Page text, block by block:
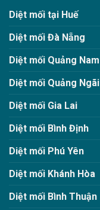
Diệt mối tại Huế
Diệt mối Đà Nẵng
Diệt mối Quảng Nam
Diệt mối Quảng Ngãi
Diệt mối Gia Lai
Diệt mối Bình Định
Diệt mối Phú Yên
Diệt mối Khánh Hòa
Diệt mối Bình Thuận